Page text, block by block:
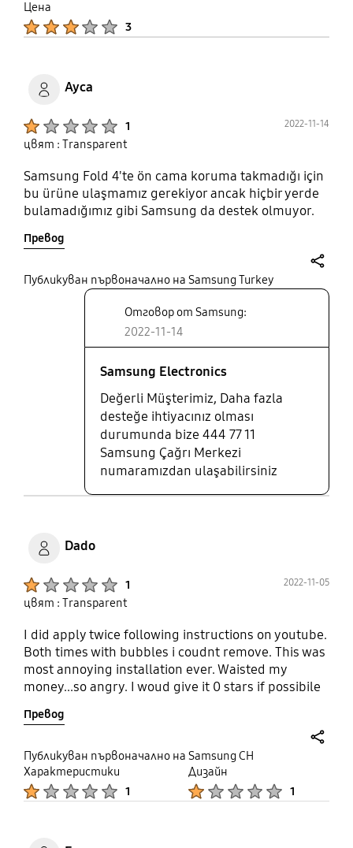
Цена
3
Ayca
1 2022-11-14
цвят : Transparent
Samsung Fold 4'te ön cama koruma takmadığı için
bu ürüne ulaşmamız gerekiyor ancak hiçbir yerde
bulamadığımız gibi Samsung da destek olmuyor.
Превод
Публикуван първоначално на Samsung Turkey
Отговор от Samsung:
2022-11-14
Samsung Electronics
Değerli Müşterimiz, Daha fazla
desteğe ihtiyacınız olması
durumunda bize 444 77 11
Samsung Çağrı Merkezi
numaramızdan ulaşabilirsiniz
Dado
1 2022-11-05
цвят : Transparent
I did apply twice following instructions on youtube.
Both times with bubbles i coudnt remove. This was
most annoying installation ever. Waisted my
money...so angry. I woud give it 0 stars if possibile
Превод
Публикуван първоначално на Samsung CH
Характеристики
1
Дизайн
1